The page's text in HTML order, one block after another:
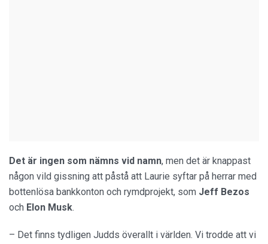
Det är ingen som nämns vid namn, men det är knappast
någon vild gissning att påstå att Laurie syftar på herrar med
bottenlösa bankkonton och rymdprojekt, som Jeff Bezos
och Elon Musk.
– Det finns tydligen Judds överallt i världen. Vi trodde att vi